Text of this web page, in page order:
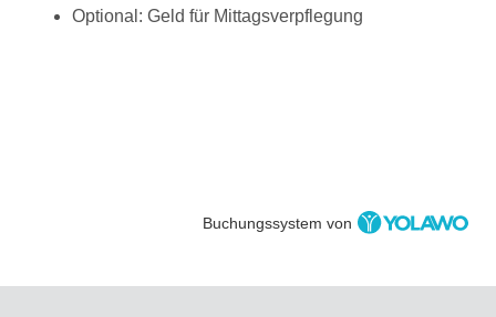
Optional: Geld für Mittagsverpflegung
Buchungssystem von